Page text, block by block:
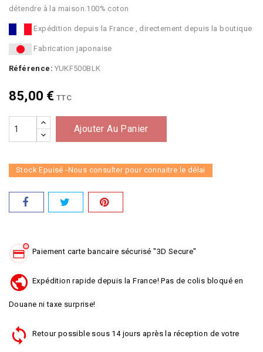
détendre à la maison.100% coton
Expédition depuis la France , directement depuis la boutique
Fabrication japonaise
Référence: YUKF500BLK
85,00 € TTC
Ajouter Au Panier
Stock Epuisé -Nous consulter pour connaitre le délai
Paiement carte bancaire sécurisé "3D Secure"
Expédition rapide depuis la France! Pas de colis bloqué en
Douane ni taxe surprise!
Retour possible sous 14 jours après la réception de votre